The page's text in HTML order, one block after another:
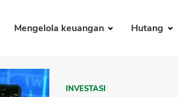
Mengelola keuangan Hutang
INVESTASI